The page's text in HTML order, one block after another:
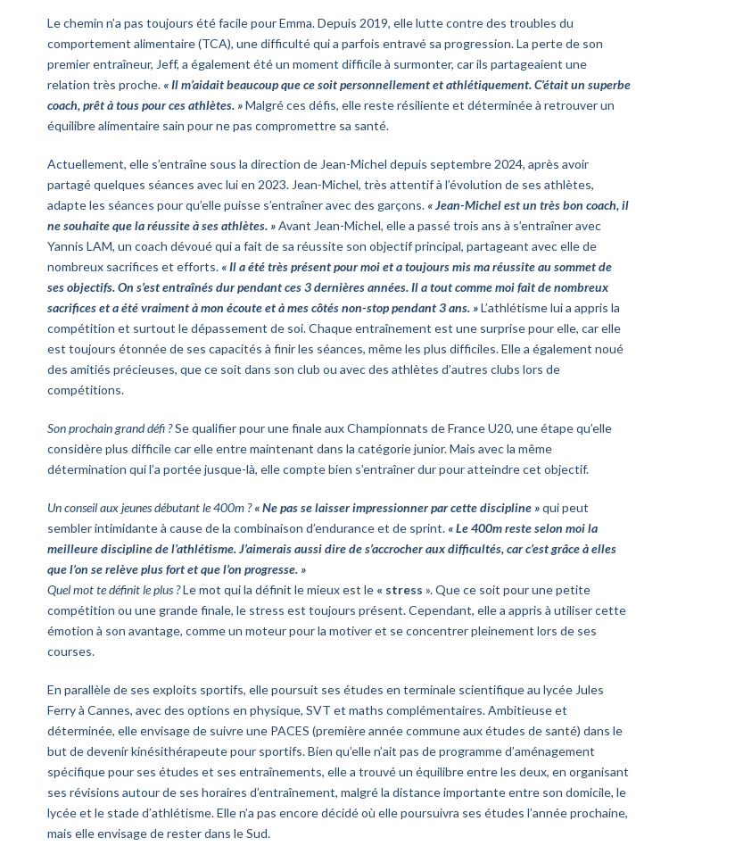
Le chemin n’a pas toujours été facile pour Emma. Depuis 2019, elle lutte contre des troubles du
comportement alimentaire (TCA), une difficulté qui a parfois entravé sa progression. La perte de son
premier entraîneur, Jeff, a également été un moment difficile à surmonter, car ils partageaient une
relation très proche. « Il m’aidait beaucoup que ce soit personnellement et athlétiquement. C’était un superbe
coach, prêt à tous pour ces athlètes. »Malgré ces défis, elle reste résiliente et déterminée à retrouver un
équilibre alimentaire sain pour ne pas compromettre sa santé.
Actuellement, elle s’entraîne sous la direction de Jean-Michel depuis septembre 2024, après avoir
partagé quelques séances avec lui en 2023. Jean-Michel, très attentif à l’évolution de ses athlètes,
adapte les séances pour qu’elle puisse s’entraîner avec des garçons. « Jean-Michel est un très bon coach, il
ne souhaite que la réussite à ses athlètes. »Avant Jean-Michel, elle a passé trois ans à s’entraîner avec
Yannis LAM, un coach dévoué qui a fait de sa réussite son objectif principal, partageant avec elle de
nombreux sacrifices et efforts. « Il a été très présent pour moi et a toujours mis ma réussite au sommet de
ses objectifs. On s’est entraînés dur pendant ces 3 dernières années. Il a tout comme moi fait de nombreux
sacrifices et a été vraiment à mon écoute et à mes côtés non-stop pendant 3 ans. »L’athlétisme lui a appris la
compétition et surtout le dépassement de soi. Chaque entraînement est une surprise pour elle, car elle
est toujours étonnée de ses capacités à finir les séances, même les plus difficiles. Elle a également noué
des amitiés précieuses, que ce soit dans son club ou avec des athlètes d’autres clubs lors de
compétitions.
Son prochain grand défi ?Se qualifier pour une finale aux Championnats de France U20, une étape qu’elle
considère plus difficile car elle entre maintenant dans la catégorie junior. Mais avec la même
détermination qui l’a portée jusque-là, elle compte bien s’entraîner dur pour atteindre cet objectif.
Un conseil aux jeunes débutant le 400m ? « Ne pas se laisser impressionner par cette discipline »qui peut
sembler intimidante à cause de la combinaison d’endurance et de sprint. « Le 400m reste selon moi la
meilleure discipline de l’athlétisme. J’aimerais aussi dire de s’accrocher aux difficultés, car c’est grâce à elles
que l’on se relève plus fort et que l’on progresse. »
Quel mot te définit le plus ?Le mot qui la définit le mieux est le « stress ». Que ce soit pour une petite
compétition ou une grande finale, le stress est toujours présent. Cependant, elle a appris à utiliser cette
émotion à son avantage, comme un moteur pour la motiver et se concentrer pleinement lors de ses
courses.
En parallèle de ses exploits sportifs, elle poursuit ses études en terminale scientifique au lycée Jules
Ferry à Cannes, avec des options en physique, SVT et maths complémentaires. Ambitieuse et
déterminée, elle envisage de suivre une PACES (première année commune aux études de santé) dans le
but de devenir kinésithérapeute pour sportifs. Bien qu’elle n’ait pas de programme d’aménagement
spécifique pour ses études et ses entraînements, elle a trouvé un équilibre entre les deux, en organisant
ses révisions autour de ses horaires d’entraînement, malgré la distance importante entre son domicile, le
lycée et le stade d’athlétisme. Elle n’a pas encore décidé où elle poursuivra ses études l’année prochaine,
mais elle envisage de rester dans le Sud.